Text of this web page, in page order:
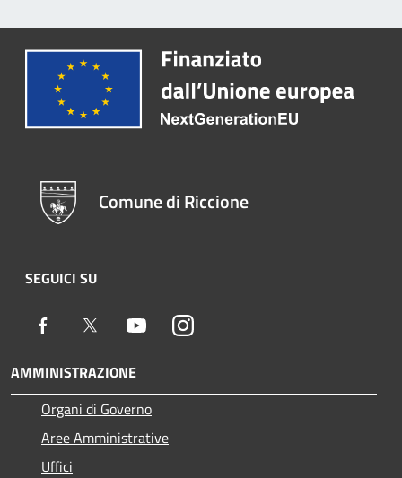
Comune di Riccione
SEGUICI SU
Facebook Twitter YoutubeInstagram
AMMINISTRAZIONE
Organi di Governo
Aree Amministrative
Uffici